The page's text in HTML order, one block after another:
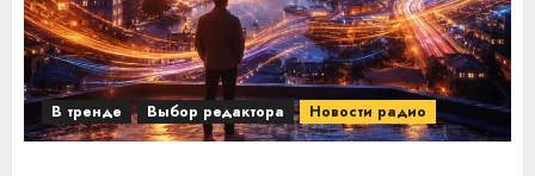
В тренде Выбор редактора Новости радио